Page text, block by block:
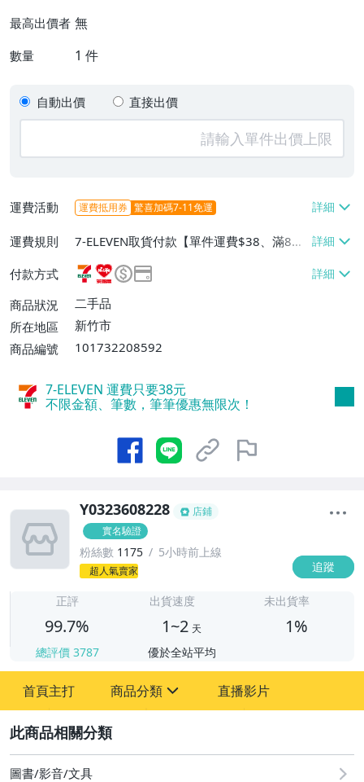
最高出價者 無
數量 1 件
自動出價 直接出價
運費活動 運費抵用券 驚喜加碼7-11免運
運費規則
7-ELEVEN取貨付款【單件運費$38、滿8件
或消費滿$3000免運費】、萊爾富取貨付款
【單件運費$60、消費滿$2000免運費】、
郵局掛號【單件運費$60、滿8件或消費滿
$3000免運費】
付款方式
商品狀況
二手品
所在地區
新竹市
商品編號
101732208592
7-ELEVEN 運費只要38元
不限金額、筆數，筆筆優惠無限次！
Y0323608228
店鋪
實名驗證
粉絲數 1175 5小時前上線
超人氣賣家 追蹤
正評
99.7%
總評價 3787
出貨速度
1~2 天
優於全站平均
未出貨率
1%
首頁主打 商品分類
其它
直播影片
圖書/影音/文具